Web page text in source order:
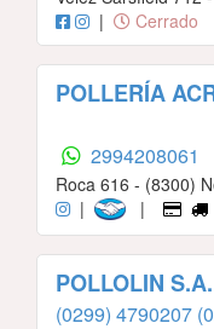
|
Cerrado
POLLERÍA
2994208061
Roca 616 - (8300)
|
|
POLLOLIN S.A.
(0299) 4790207